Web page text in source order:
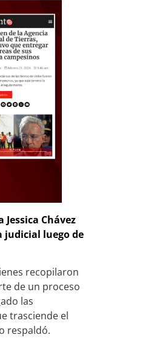
Chávez
judicial luego de
recopilaron
de un proceso
las
trasciende el
respaldó.